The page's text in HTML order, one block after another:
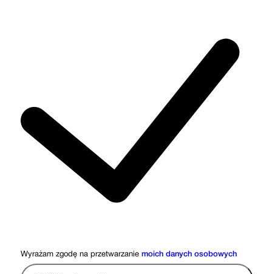
Wyrażam zgodę na przetwarzanie moich danych osobowych